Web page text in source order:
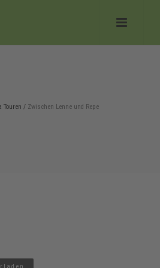
Touren / Zwischen Lenne und Repe